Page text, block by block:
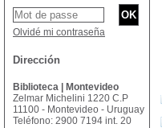
Olvidé mi contraseña
Dirección
Biblioteca | Montevideo
Zelmar Michelini 1220 C.P
11100 - Montevideo - Uruguay
Teléfono: 2900 7194 int. 20